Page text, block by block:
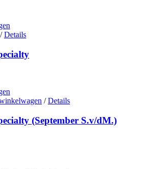
/ Details
/ Details
(September S.v/dM.)